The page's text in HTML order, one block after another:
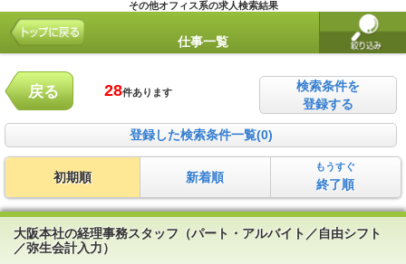
その他オフィス系の求人検索結果
仕事一覧
戻る 28件あります
検索条件を
登録する
登録した検索条件一覧(0)
初期順 新着順
もうすぐ
終了順
大阪本社の経理事務スタッフ（パート・アルバイト／自由シフト
／弥生会計入力）